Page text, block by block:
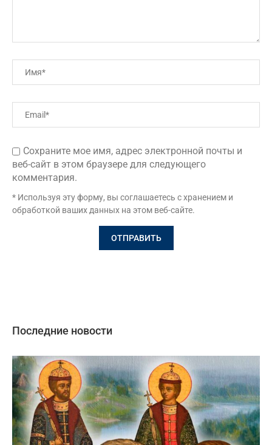
Сохраните мое имя, адрес электронной почты и
веб-сайт в этом браузере для следующего
комментария.
* Используя эту форму, вы соглашаетесь с хранением и
обработкой ваших данных на этом веб-сайте.
Последние новости